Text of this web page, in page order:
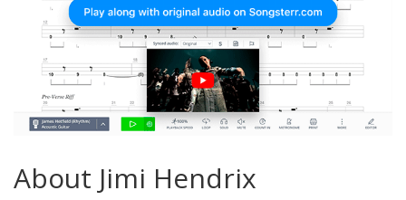
About Jimi Hendrix